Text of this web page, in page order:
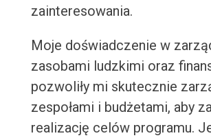
zainteresowania.
Moje doświadczenie w
zasobami ludzkimi oraz
pozwoliły mi skutecznie
zespołami i budżetami, aby
realizację celów programu.